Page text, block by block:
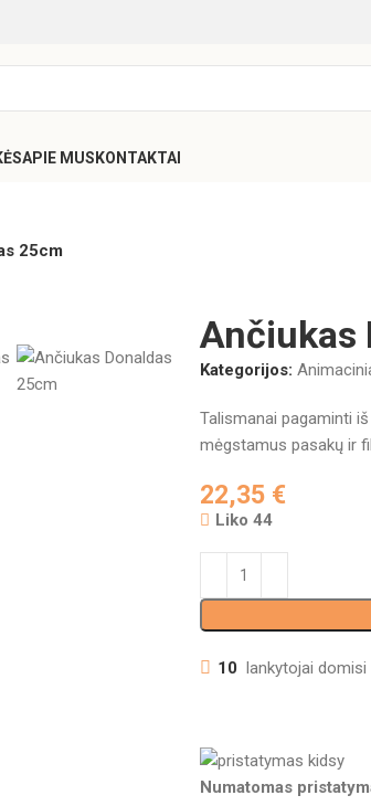
APIE MUSKONTAKTAI
25cm
Ančiukas
Kategorijos:
Talismanai pagaminti
mėgstamus pasakų ir
22,35 €
Liko 44
10 lankytojai domisi
Numatomas